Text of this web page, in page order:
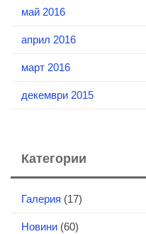
май 2016
април 2016
март 2016
декември 2015
Категории
Галерия (17)
Новини (60)